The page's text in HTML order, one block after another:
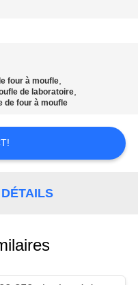
four à moufle,
de laboratoire,
de four à moufle